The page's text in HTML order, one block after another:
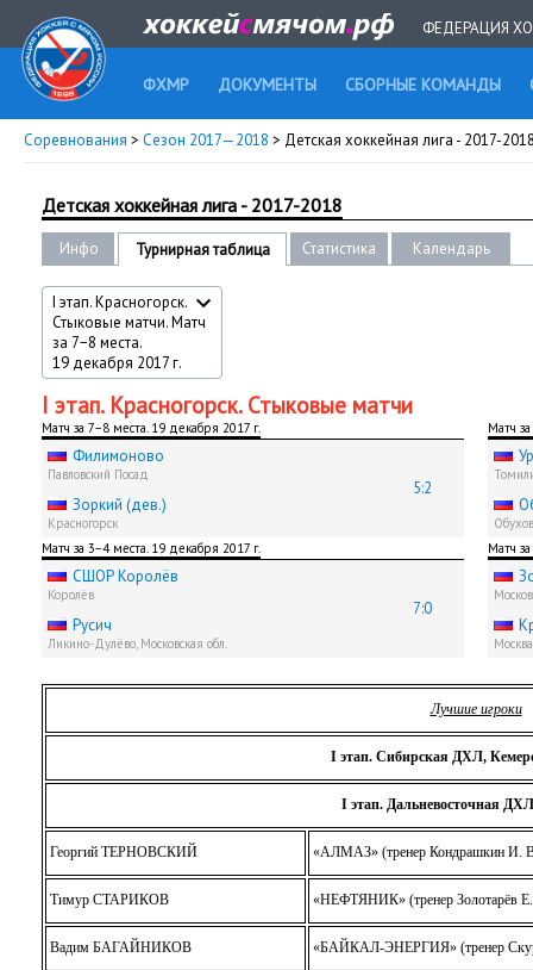
ФЕДЕРАЦИЯ
ФХМР ДОКУМЕНТЫ СБОРНЫЕ КОМАНДЫ
Соревнования > Сезон 2017—2018 > Детская хоккейная лига - 2017-
Детская хоккейная лига - 2017-2018
Инфо Турнирная таблица Статистика Календарь
I этап. Красногорск.
Стыковые матчи. Матч
за 7−8 места.
19 декабря 2017 г.
I этап. Красногорск. Стыковые матчи
Матч за 7−8 места. 19 декабря 2017 г.
Филимоново
Павловский Посад
5:2
Зоркий (дев.)
Красногорск
Матч
Матч за 3−4 места. 19 декабря 2017 г.
СШОР Королёв
Королёв
7:0
Русич
Ликино-Дулёво, Московская обл.
Матч
Москва
Лучшие игроки
I этап. Сибирская ДХЛ,
I этап. Дальневосточная
Георгий ТЕРНОВСКИЙ «АЛМАЗ» (тренер Кондрашкин И.
Тимур СТАРИКОВ «НЕФТЯНИК» (тренер Золотарёв
Вадим БАГАЙНИКОВ «БАЙКАЛ-ЭНЕРГИЯ» (тренер